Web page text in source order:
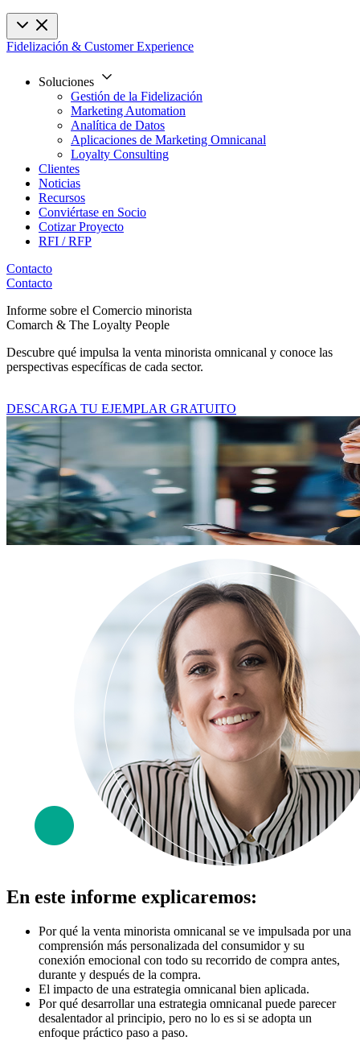
Fidelización & Customer Experience
Soluciones
Gestión de la Fidelización
Marketing Automation
Analítica de Datos
Aplicaciones de Marketing Omnicanal
Loyalty Consulting
Clientes
Noticias
Recursos
Conviértase en Socio
Cotizar Proyecto
RFI / RFP
Contacto
Contacto
Informe sobre el Comercio minorista
Comarch & The Loyalty People
Descubre qué impulsa la venta minorista omnicanal y conoce las
perspectivas específicas de cada sector.
DESCARGA TU EJEMPLAR GRATUITO
En este informe explicaremos:
Por qué la venta minorista omnicanal se ve impulsada por una
comprensión más personalizada del consumidor y su
conexión emocional con todo su recorrido de compra antes,
durante y después de la compra.
El impacto de una estrategia omnicanal bien aplicada.
Por qué desarrollar una estrategia omnicanal puede parecer
desalentador al principio, pero no lo es si se adopta un
enfoque práctico paso a paso.